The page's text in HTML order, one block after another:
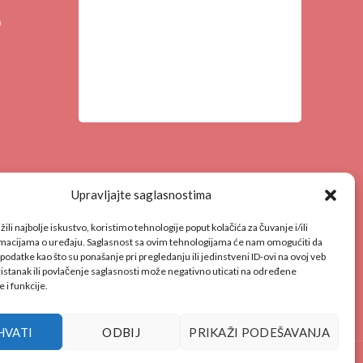
Upravljajte saglasnostima
najbolje iskustvo, koristimo tehnologije poput kolačića za čuvanje i/ili
o uređaju. Saglasnost sa ovim tehnologijama će nam omogućiti da
kao što su ponašanje pri pregledanju ili jedinstveni ID-ovi na ovoj veb
ili povlačenje saglasnosti može negativno uticati na određene
i funkcije.
ODBIJ PRIKAŽI PODEŠAVANJA